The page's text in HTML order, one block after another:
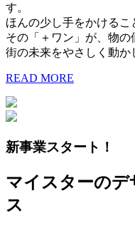
す。
ほんの少し手をかけるこ
その「＋ワン」が、物の
街の未来をやさしく動か
READ MORE
新事業スタート！
マイスターの
ス